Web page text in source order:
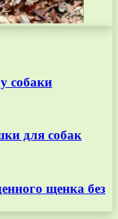
собаки
для собак
щенка без